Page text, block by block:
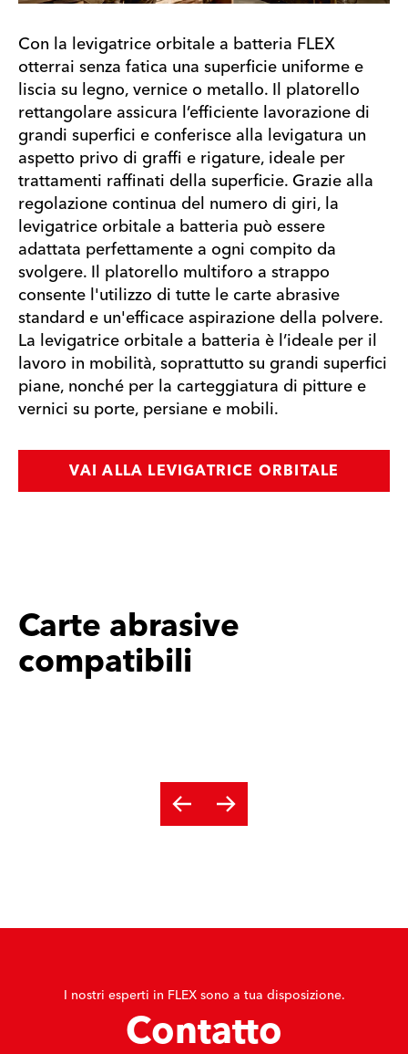
Con la levigatrice orbitale a batteria FLEX
otterrai senza fatica una superficie uniforme e
liscia su legno, vernice o metallo. Il platorello
rettangolare assicura l’efficiente lavorazione di
grandi superfici e conferisce alla levigatura un
aspetto privo di graffi e rigature, ideale per
trattamenti raffinati della superficie. Grazie alla
regolazione continua del numero di giri, la
levigatrice orbitale a batteria può essere
adattata perfettamente a ogni compito da
svolgere. Il platorello multiforo a strappo
consente l'utilizzo di tutte le carte abrasive
standard e un'efficace aspirazione della polvere.
La levigatrice orbitale a batteria è l’ideale per il
lavoro in mobilità, soprattutto su grandi superfici
piane, nonché per la carteggiatura di pitture e
vernici su porte, persiane e mobili.
VAI ALLA LEVIGATRICE ORBITALE
Carte abrasive
compatibili
I nostri esperti in FLEX sono a tua disposizione.
Contatto